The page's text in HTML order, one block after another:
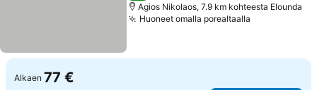
Agios Nikolaos, 7.9 km kohteesta Elounda
Huoneet omalla porealtaalla
Alkaen 77 €